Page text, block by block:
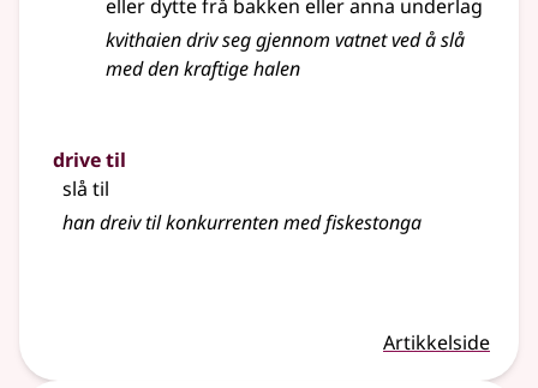
eller dytte frå bakken eller anna underlag
kvithaien driv seg gjennom vatnet ved å slå
med den kraftige halen
drive til
slå til
han dreiv til konkurrenten med fiskestonga
Artikkelside